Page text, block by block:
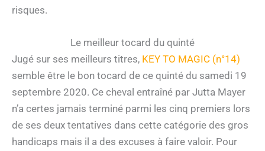
risques.
Le meilleur tocard du quinté
Jugé sur ses meilleurs titres, KEY TO MAGIC (n°14)
semble être le bon tocard de ce quinté du samedi 19
septembre 2020. Ce cheval entraîné par Jutta Mayer
n’a certes jamais terminé parmi les cinq premiers lors
de ses deux tentatives dans cette catégorie des gros
handicaps mais il a des excuses à faire valoir. Pour